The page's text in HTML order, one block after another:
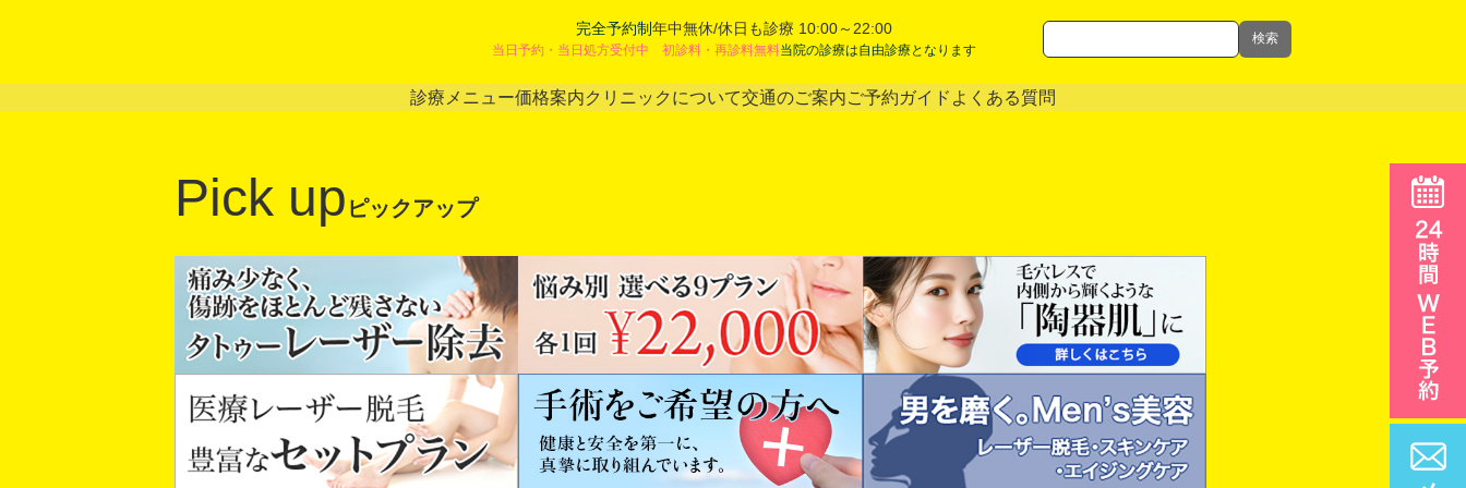
完全予約制年中無休/休日も診療 10:00～22:00
当日予約・当日処方受付中 初診料・再診料無料当院の診療は自由診療となります
検索
診療メニュー価格案内クリニックについて交通のご案内ご予約ガイド よくある質問
Pick up ピックアップ